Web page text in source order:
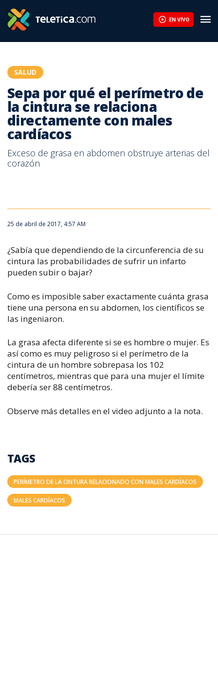
EN VIVO
SALUD
Sepa por qué el perímetro de
la cintura se relaciona
directamente con males
cardíacos
Exceso de grasa en abdomen obstruye arterias del
corazón
25 de abril de 2017, 4:57 AM
¿Sabía que dependiendo de la circunferencia de su
cintura las probabilidades de sufrir un infarto
pueden subir o bajar?
Como es imposible saber exactamente cuánta grasa
tiene una persona en su abdomen, los científicos se
las ingeniaron.
La grasa afecta diferente si se es hombre o mujer. Es
así como es muy peligroso si el perímetro de la
cintura de un hombre sobrepasa los 102
centímetros, mientras que para una mujer el límite
debería ser 88 centímetros.
Observe más detalles en el video adjunto a la nota.
TAGS
PERÍMETRO DE LA CINTURA RELACIONADO CON MALES CARDÍACOS
MALES CARDÍACOS